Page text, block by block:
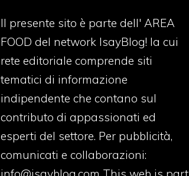
Il presente sito è parte dell' AREA
FOOD del network IsayBlog! la cui
rete editoriale comprende siti
tematici di informazione
indipendente che contano sul
contributo di appassionati ed
esperti del settore. Per pubblicità,
comunicati e collaborazioni: